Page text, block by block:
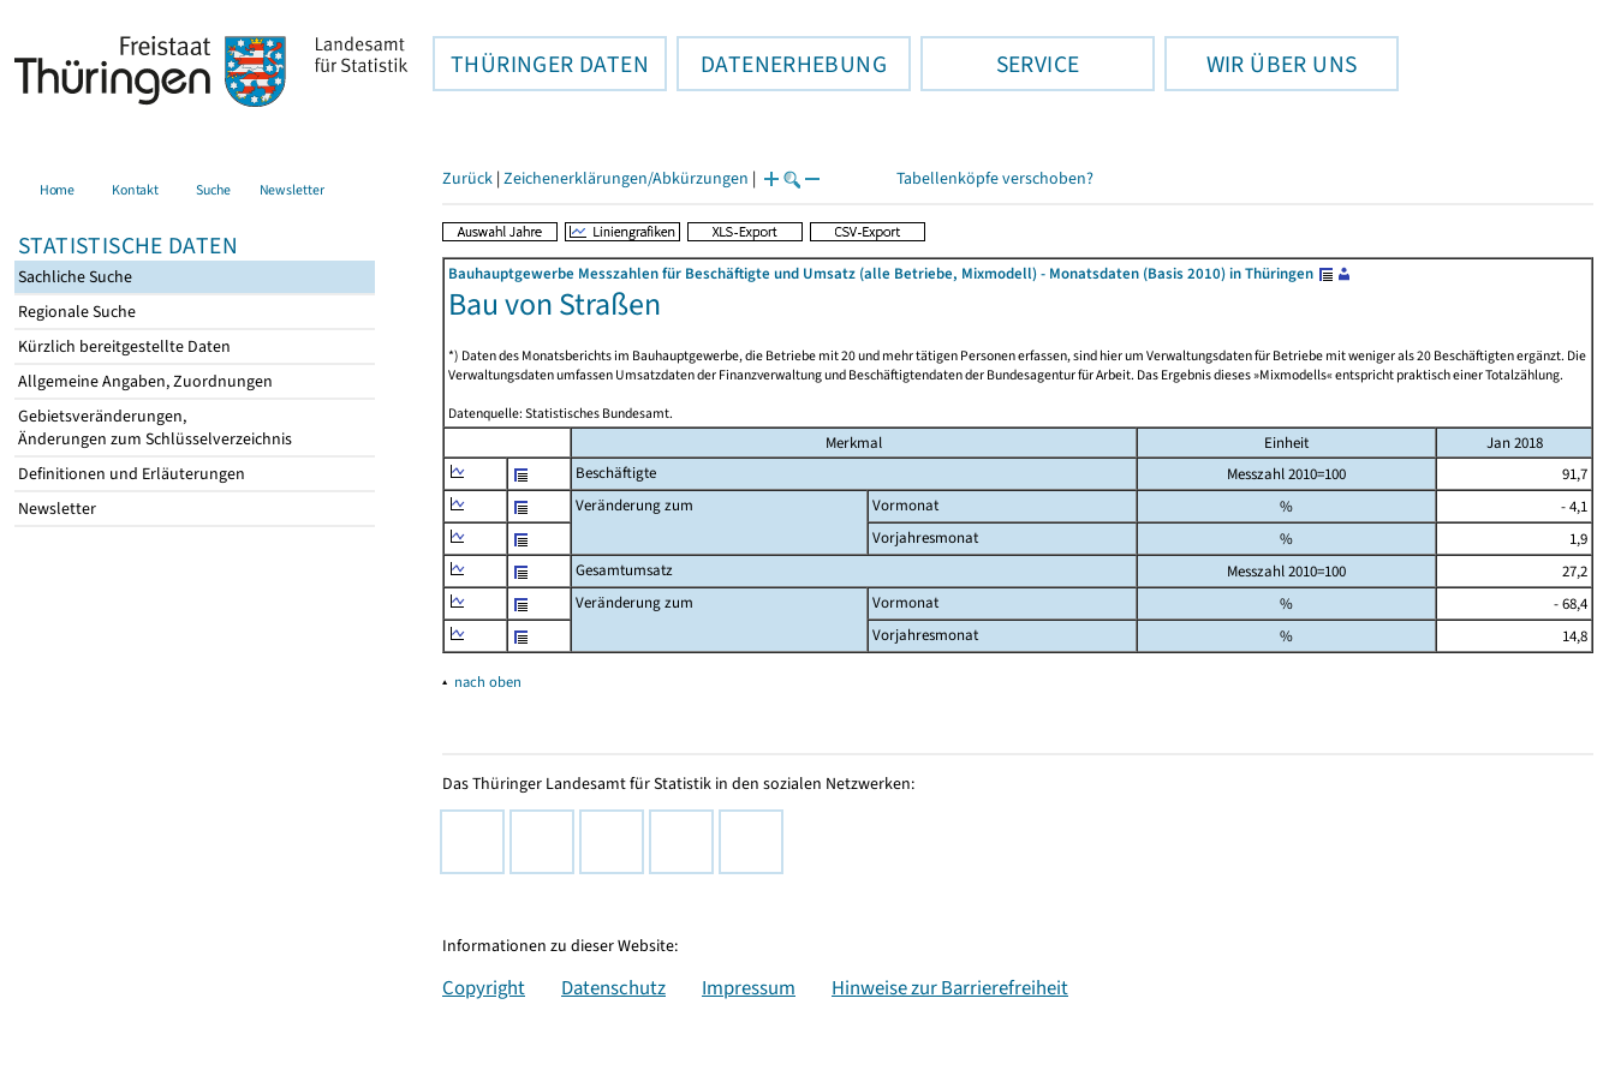
THÜRINGER DATEN DATENERHEBUNG SERVICE WIR ÜBER UNS
Home Kontakt Suche Newsletter
STATISTISCHE DATEN
Sachliche Suche
Regionale Suche
Kürzlich bereitgestellte Daten
Allgemeine Angaben, Zuordnungen
Gebietsveränderungen,
Änderungen zum Schlüsselverzeichnis
Definitionen und Erläuterungen
Newsletter
Zurück | Zeichenerklärungen/Abkürzungen | Tabellenköpfe verschoben?
Bauhauptgewerbe Messzahlen für Beschäftigte und Umsatz (alle Betriebe, Mixmodell) - Monatsdaten (Basis 2010) in Thüringen
Bau von Straßen
*) Daten des Monatsberichts im Bauhauptgewerbe, die Betriebe mit 20 und mehr tätigen Personen erfassen, sind hier um Verwaltungsdaten für Betriebe mit weniger als 20 Beschäftigten ergänzt. Die
Verwaltungsdaten umfassen Umsatzdaten der Finanzverwaltung und Beschäftigtendaten der Bundesagentur für Arbeit. Das Ergebnis dieses »Mixmodells« entspricht praktisch einer Totalzählung.
Datenquelle: Statistisches Bundesamt.
Merkmal Einheit
Jan 2018
Beschäftigte
Messzahl 2010=100
91,7
Veränderung zum
Vormonat %
- 4,1
Vorjahresmonat
%
1,9
Gesamtumsatz
Messzahl 2010=100
27,2
Veränderung zum
Vormonat %
- 68,4
Vorjahresmonat
% 14,8
▴ nach oben
Das Thüringer Landesamt für Statistik in den sozialen Netzwerken:
Informationen zu dieser Website:
Copyright Datenschutz Impressum Hinweise zur Barrierefreiheit